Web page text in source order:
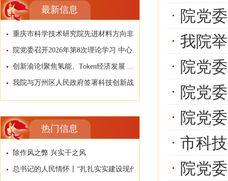
最新信息
重庆市科学技术研究院先进材料方向非编科研...
院党委召开2026年第8次理论学习 中心...
创新渝论‖聚焦氢能、Token经济发展 ...
我院与万州区人民政府签署科技创新战略合作...
热门信息
除作风之弊 兴实干之风
总书记的人民情怀丨“扎扎实实建设现代化产...
院党
我院
院党
院党
院党
市科技研
院党